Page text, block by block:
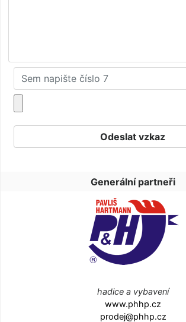
Generální partneři
hadice a vybavení
www.phhp.cz
prodej@phhp.cz